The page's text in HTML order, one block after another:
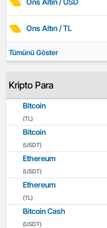
Ons Altın / TL
Tümünü Göster
Kripto Para
Bitcoin
(TL)
Bitcoin
(USDT)
Ethereum
(USDT)
Ethereum
(TL)
Bitcoin Cash
(USDT)